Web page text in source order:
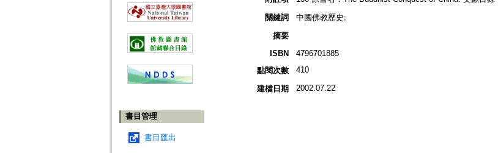
書目管理
書目匯出
關鍵詞
中國佛教歷史;
摘要
ISBN
4796701885
點閱次數
410
建檔日期 2002.07.22